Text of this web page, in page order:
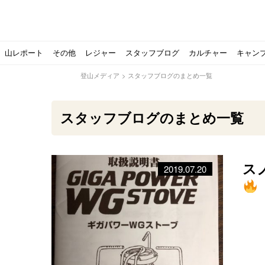
山レポート
北アルプスの最奥部、黒部・雲ノ平へ！有名なクラシックルー
その他
おでかけ情報サービス「aumo」が連携するメディア数が
使わない土地の負担が
レジャー
キャンプYouTuber尾上祐一郎が自信を持ってオススメ！
アトミックのスキー板
スタッフブログ
スノーピークの限定バーナー入荷しました猫が支配している島？
カルチャー
パタゴニアのウエアやビールが「地球を救う」その理由と
押入れに眠っていませ
キャン
【ソロキャンプの魅力を満喫】ソロテントの選び方やお
【ポップアップテント
ゴアテックスウエアの洗濯・保管やメンテナンス方法は
北アルプスの最奥部、
【注目】モンベルがキャンプ用品に注力！｜モンベル春夏
登山時計の代名詞スン
人気の靴メーカー！スカルパの特集！選び方とおすすめ
クライミング道具はゼ
パティシエキャンパーSakiさんに教わる！『かんたん手作
パティシエキャンパー
登山歴3年目のテント泊装備・持ち物をご紹介します
【八ヶ岳最高峰へ】南
【2021年最新！】9月Amazonのタイムセールをお得に攻
ペトロマックスの焚き
「オトナ女子の山登り」チャンネル、山下舞弓さんが動
【山でも街でも】ジャ
【高品質】この冬使いたいマーモットのフリース、ダウ
ビクトリノックスのマ
人気の靴メーカー！スカルパの特集！選び方とおすすめ
フォックスファイヤー
源流テンカラ釣り たいしょーの想い出釣行記＃１山形の
源流テンカラ釣りのリ
ゴアテックスウエアの洗濯・保管やメンテナンス方法は
日本向けに作られた『
源流テンカラ釣りのリアルがここにある！料理も魅力の
パティシエキャンパー
【書籍発売！】ソロキャンプYouTuberタナの初のレシピ
【ソロキャンプや登山
パティシエキャンパーSakiさんに教わる！簡単・美味し
パティシエキャンパー
登山メディア > スタッフブログのまとめ一覧
スタッフブログのまとめ一覧
ス
2019.07.20